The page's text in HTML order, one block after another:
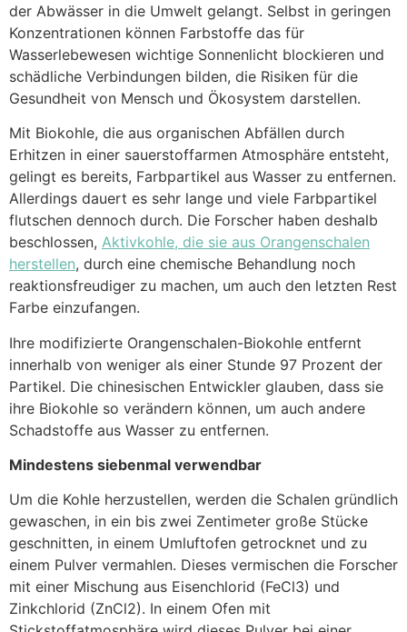
der Abwässer in die Umwelt gelangt. Selbst in geringen
Konzentrationen können Farbstoffe das für
Wasserlebewesen wichtige Sonnenlicht blockieren und
schädliche Verbindungen bilden, die Risiken für die
Gesundheit von Mensch und Ökosystem darstellen.
Mit Biokohle, die aus organischen Abfällen durch
Erhitzen in einer sauerstoffarmen Atmosphäre entsteht,
gelingt es bereits, Farbpartikel aus Wasser zu entfernen.
Allerdings dauert es sehr lange und viele Farbpartikel
flutschen dennoch durch. Die Forscher haben deshalb
beschlossen, Aktivkohle, die sie aus Orangenschalen
herstellen, durch eine chemische Behandlung noch
reaktionsfreudiger zu machen, um auch den letzten Rest
Farbe einzufangen.
Ihre modifizierte Orangenschalen-Biokohle entfernt
innerhalb von weniger als einer Stunde 97 Prozent der
Partikel. Die chinesischen Entwickler glauben, dass sie
ihre Biokohle so verändern können, um auch andere
Schadstoffe aus Wasser zu entfernen.
Mindestens siebenmal verwendbar
Um die Kohle herzustellen, werden die Schalen gründlich
gewaschen, in ein bis zwei Zentimeter große Stücke
geschnitten, in einem Umluftofen getrocknet und zu
einem Pulver vermahlen. Dieses vermischen die Forscher
mit einer Mischung aus Eisenchlorid (FeCl3) und
Zinkchlorid (ZnCl2). In einem Ofen mit